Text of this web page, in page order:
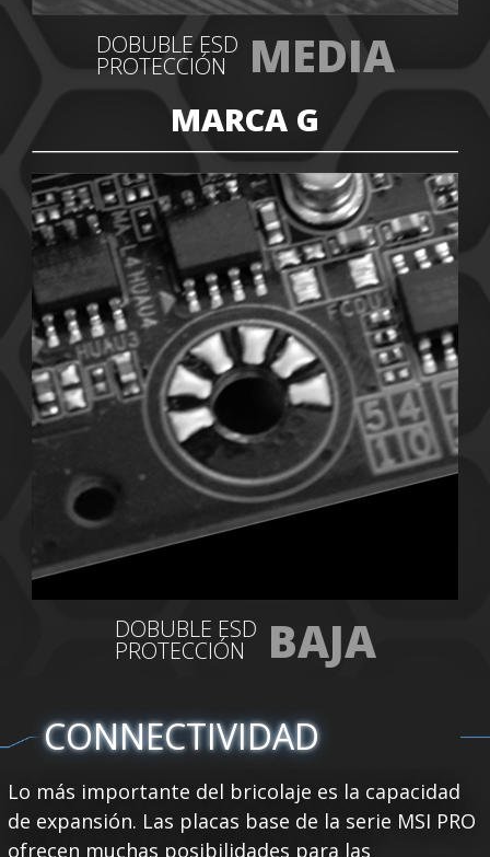
DOBUBLE ESD
PROTECCIÓN MEDIA
MARCA G
DOBUBLE ESD
PROTECCIÓN BAJA
CONNECTIVIDAD
Lo más importante del bricolaje es la capacidad
de expansión. Las placas base de la serie MSI PRO
ofrecen muchas posibilidades para las